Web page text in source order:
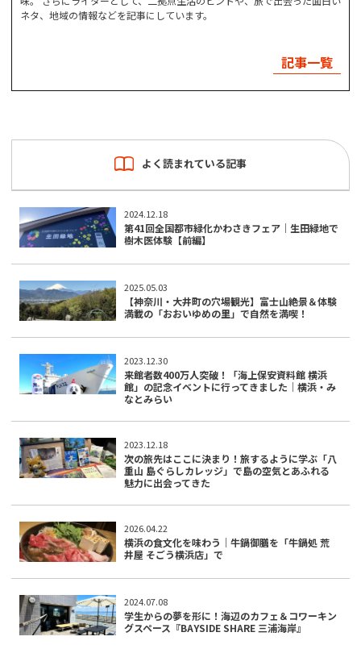
ネタ、地域の情報などを記事にしています。
記事一覧
よく読まれている記事
2024.12.18
第41回全国都市緑化かわさきフェア｜生田緑地で
樹木医体験【前編】
2025.05.03
【神奈川・大井町の穴場観光】富士山絶景＆体験
満載の「おおいゆめの里」で自然を満喫！
2023.12.30
来館者数400万人突破！「海上保安資料館 横浜
館」の記念イベントに行ってきました｜横浜・み
なとみらい
2023.12.18
次の旅先はここに決まり！旅するように学ぶ「八
重山 島ぐらしカレッジ」で島の空気とあふれる
魅力に出会ってきた
2026.04.22
横浜の食文化を味わう｜牛鍋御膳を「牛鍋処 荒
井屋 そごう横浜店」で
2024.07.08
学生からの夢を形に！海辺のカフェ＆コワーキン
グスペース『BAYSIDE SHARE 三浦海岸』